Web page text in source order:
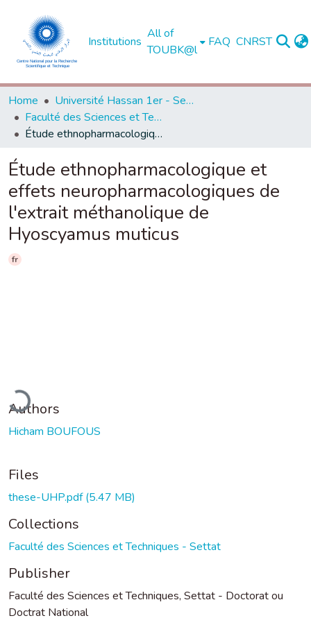
Institutions
All of
TOUBK@l
FAQ CNRST
Home
Université Hassan 1er - Settat
Faculté des Sciences et Techniques - Settat
Étude ethnopharmacologique et effets neuropharmacologiques de l'extrait méthanolique de Hyoscyamus muticus
Étude ethnopharmacologique et
effets neuropharmacologiques de
l'extrait méthanolique de
Hyoscyamus muticus
fr
Loading...
Authors
Hicham BOUFOUS
Files
these-UHP.pdf(5.47 MB)
Collections
Faculté des Sciences et Techniques - Settat
Publisher
Faculté des Sciences et Techniques, Settat - Doctorat ou
Doctrat National